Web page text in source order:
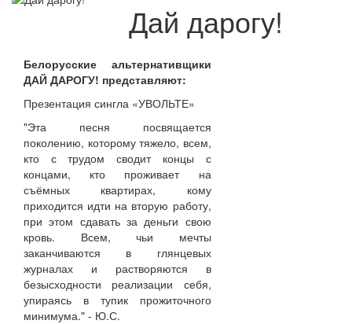
Дай дарогу!
Белорусские альтернативщики
ДАЙ ДАРОГУ! представляют:
Презентация сингла «УВОЛЬТЕ»
"Эта песня посвящается
поколению, которому тяжело, всем,
кто с трудом сводит концы с
концами, кто проживает на
съёмных квартирах, кому
приходится идти на вторую работу,
при этом сдавать за деньги свою
кровь. Всем, чьи мечты
заканчиваются в глянцевых
журналах и растворяются в
безысходности реализации себя,
упираясь в тупик прожиточного
минимума." - Ю.С.